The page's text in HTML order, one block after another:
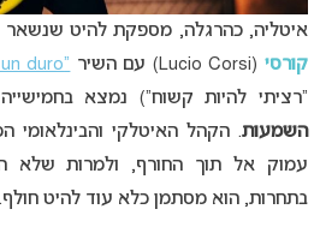
איטליה, כהרגלה, מספקת להיט שנשאר
קורסי(Lucio Corsi) עם השיר “Volevo essere un duro”
“רציתי להיות קשוח”) נמצא
השמעות. הקהל האיטלקי והבינלאומי
עמוק אל תוך החורף, ולמרות שלא
בתחרות, הוא מסתמן כלא עוד להיט חולף.